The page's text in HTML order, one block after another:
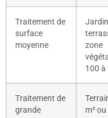
Traitement de
surface
moyenne
zone
100 à
Traitement de
grande
m²